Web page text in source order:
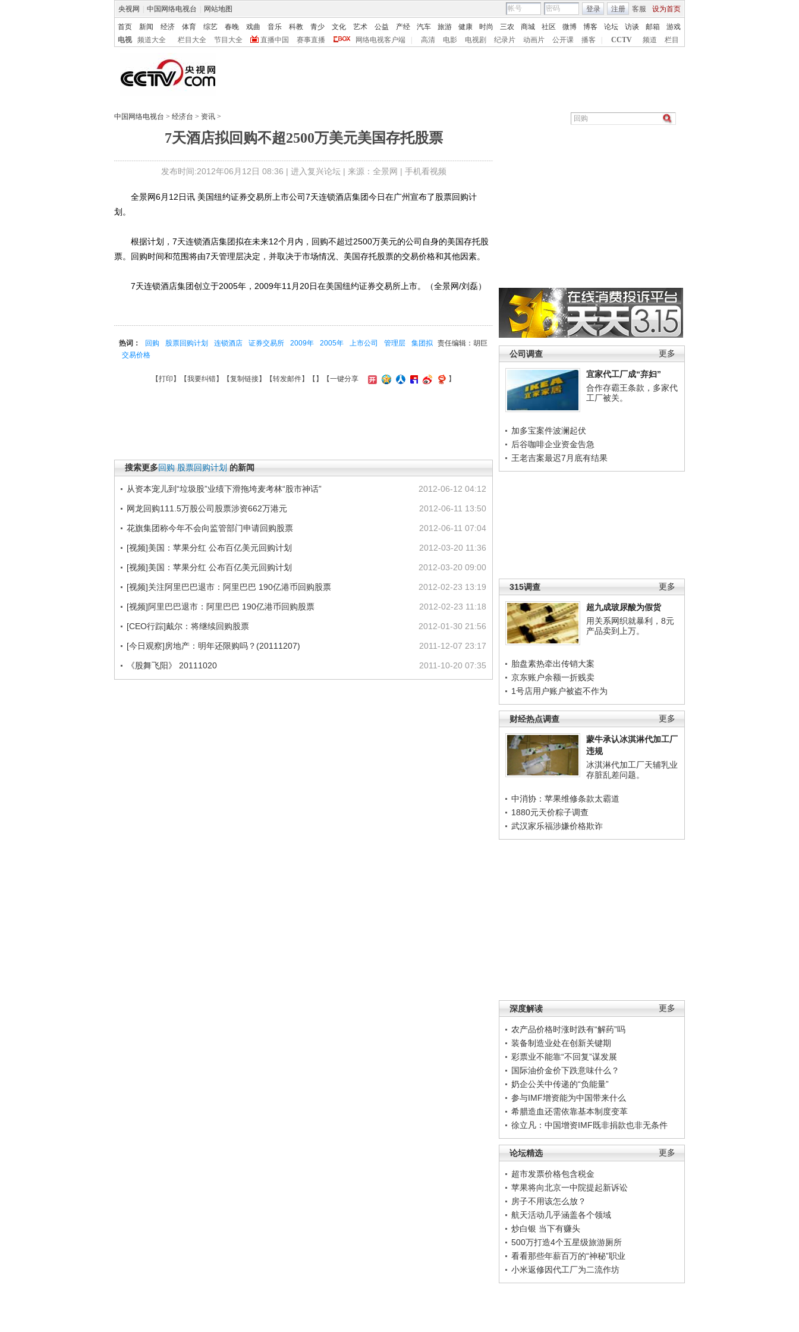
央视网 中国网络电视台 网站地图 客服 设为首页
登录 注册
首页 新闻 经济 体育 综艺 春晚 戏曲 音乐 科教 青少 文化 艺术 公益 产经 汽车 旅游 健康 时尚 三农 商城 社区 微博 博客 论坛 访谈 邮箱
游戏
电视
频道大全 栏目大全 节目大全 直播中国 赛事直播 网络电视客户端 高清 电影 电视剧 纪录片 动画片 公开课 播客 CCTV 频道 栏目
中国网络电视台 > 经济台 > 资讯 >
7天酒店拟回购不超2500万美元美国存托股票
发布时间:2012年06月12日 08:36 | 进入复兴论坛| 来源：全景网 | 手机看视频
更多
公司调查
宜家代工厂成“弃妇”
合作存霸王条款，多家代
工厂被关。
加多宝案件波澜起伏
后谷咖啡企业资金告急
王老吉案最迟7月底有结果
更多
315调查
超九成玻尿酸为假货
用关系网织就暴利，8元
产品卖到上万。
胎盘素热牵出传销大案
京东账户余额一折贱卖
1号店用户账户被盗不作为
更多
财经热点调查
蒙牛承认冰淇淋代加工厂
违规
冰淇淋代加工厂天辅乳业
存脏乱差问题。
中消协：苹果维修条款太霸道
1880元天价粽子调查
武汉家乐福涉嫌价格欺诈
更多
深度解读
农产品价格时涨时跌有“解药”吗
装备制造业处在创新关键期
彩票业不能靠“不回复”谋发展
国际油价金价下跌意味什么？
奶企公关中传递的“负能量”
参与IMF增资能为中国带来什么
希腊造血还需依靠基本制度变革
徐立凡：中国增资IMF既非捐款也非无条件
更多
论坛精选
超市发票价格包含税金
苹果将向北京一中院提起新诉讼
房子不用该怎么放？
航天活动几乎涵盖各个领域
炒白银 当下有赚头
500万打造4个五星级旅游厕所
看看那些年薪百万的“神秘”职业
小米返修因代工厂为二流作坊
全景网6月12日讯 美国纽约证券交易所上市公司7天连锁酒店集团今日在广州宣布了股票回购计
划。
根据计划，7天连锁酒店集团拟在未来12个月内，回购不超过2500万美元的公司自身的美国存托股
票。回购时间和范围将由7天管理层决定，并取决于市场情况、美国存托股票的交易价格和其他因素。
7天连锁酒店集团创立于2005年，2009年11月20日在美国纽约证券交易所上市。（全景网/刘磊）
责任编辑：胡巨
热词： 回购 股票回购计划 连锁酒店 证券交易所 2009年 2005年 上市公司 管理层
集团拟
交易价格
【打印 】【我要纠错】【复制链接】【转发邮件】【 】 【一键分享 】
搜索更多回购 股票回购计划 的新闻
2012-06-12 04:12
从资本宠儿到“垃圾股”业绩下滑拖垮麦考林“股市神话”
2012-06-11 13:50
网龙回购111.5万股公司股票涉资662万港元
2012-06-11 07:04
花旗集团称今年不会向监管部门申请回购股票
2012-03-20 11:36
[视频]美国：苹果分红 公布百亿美元回购计划
2012-03-20 09:00
[视频]美国：苹果分红 公布百亿美元回购计划
2012-02-23 13:19
[视频]关注阿里巴巴退市：阿里巴巴 190亿港币回购股票
2012-02-23 11:18
[视频]阿里巴巴退市：阿里巴巴 190亿港币回购股票
2012-01-30 21:56
[CEO行踪]戴尔：将继续回购股票
2011-12-07 23:17
[今日观察]房地产：明年还限购吗？(20111207)
2011-10-20 07:35
《股舞飞阳》 20111020